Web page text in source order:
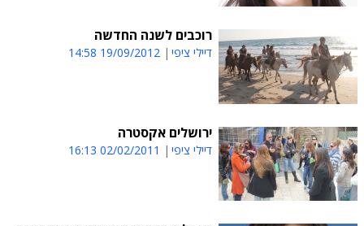
רוכבים לשנה החדשה
דיילי ציפי 19/09/2012 14:58
ירושלים אקסטרה
דיילי ציפי 02/02/2011 16:13